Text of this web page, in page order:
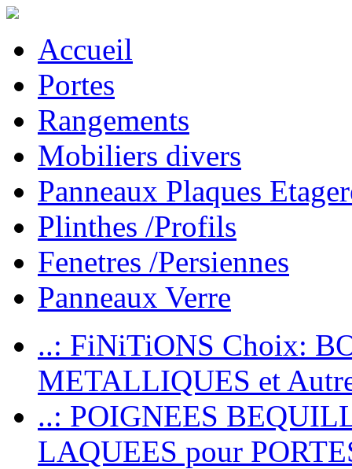
Accueil
Portes
Rangements
Mobiliers divers
Panneaux Plaques
Plinthes /Profils
Fenetres /Persiennes
Panneaux Verre
..: FiNiTiONS Choix:
METALLIQUES et
..: POIGNEES
LAQUEES pour